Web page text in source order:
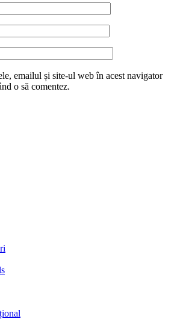
emailul și site-ul web în acest navigator
o să comentez.